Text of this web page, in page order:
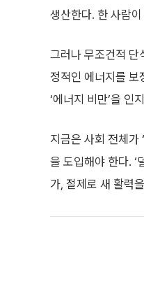
생산한다. 한 사람
그러나 무조건적 단
정적인 에너지를 보
‘에너지 비만’을 인
지금은 사회 전체가
을 도입해야 한다. ‘
가, 절제로 새 활력